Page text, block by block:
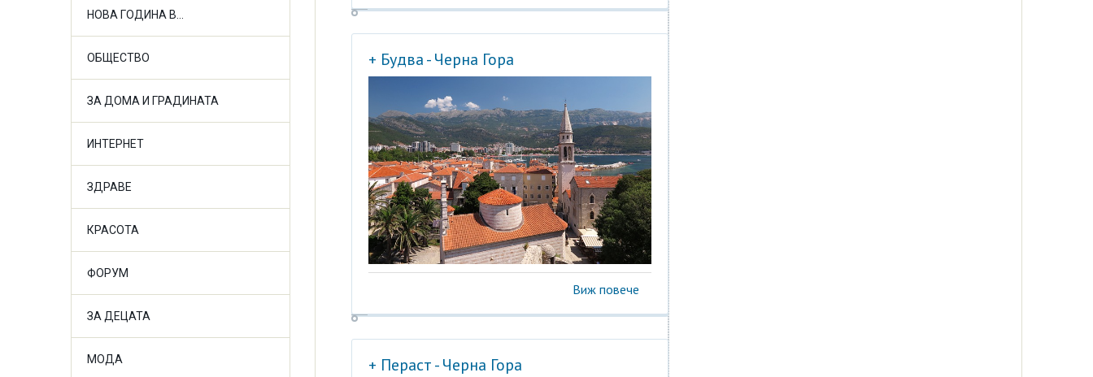
НОВА ГОДИНА В...
ОБЩЕСТВО
ЗА ДОМА И ГРАДИНАТА
ИНТЕРНЕТ
ЗДРАВЕ
КРАСОТА
ФОРУМ
ЗА ДЕЦАТА
МОДА
+ Будва - Черна Гора
Виж повече
+ Пераст - Черна Гора